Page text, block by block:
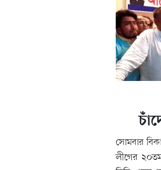
সোমবার
লীগের